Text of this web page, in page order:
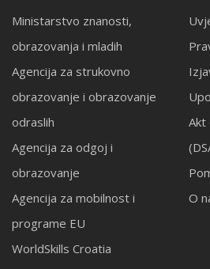
Ministarstvo znanosti,
obrazovanja i mladih
Agencija za strukovno
obrazovanje i obrazovanje
odraslih
Agencija za odgoj i
obrazovanje
Agencija za mobilnost i
programe EU
WorldSkills Croatia
Akt
O